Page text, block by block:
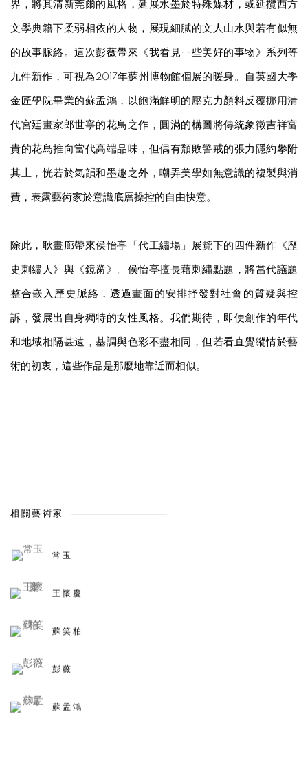
界，將其清新莞爾的風格，延展水墨於特殊媒材，或延攬西方
文學典籍下柔弱相依的人物，展現細膩的文人山水與若有似無
的故事脈絡。這次彭薇帶來《我看見ㄧ些美好的事物》系列等
九件新作，可視為2017年蘇州博物館個展的暖身。自英國大學
金匠學院畢業的蘇孟鴻，以飽滿鮮明的壓克力顏料反覆挪用清
代宮廷畫家郎世寧的花鳥之作，圓滿的構圖將傳統象徵吉祥富
貴的花鳥推向當代高端品味，但偶有頹敗警戒的張力隱約攀附
其上，恍若於氣韻和墨趣之外，嘲弄美學如無意識的複製與消
費，表露藝術家於意識底層操控的自由快意。
除此，耿畫廊帶來侯怡亭「代工繡場」展覽下的四件新作《歷
史刺繡人》與《鏡黹》。侯怡亭擅長藉刺繡點題，將當代議題
整合嵌入歷史脈絡，透過畫面的安排抒發對社會的質疑與控
訴，發展出自身獨特的女性風格。我們期待，即便創作的年代
和地域相隔甚遠，基調與色彩不盡相同，但若看直覺縱情於藝
術的初衷，這些作品是那麼地靠近而相似。
相關藝術家
常玉
王懷慶
蘇笑柏
彭薇
蘇孟鴻